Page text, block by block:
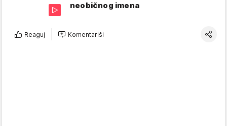
neobičnog imena
Reaguj Komentariši